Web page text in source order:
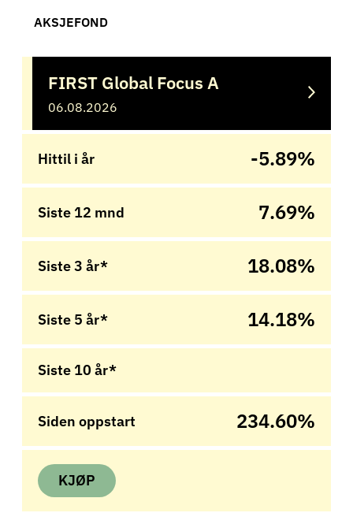
AKSJEFOND
FIRST Global Focus A
06.08.2026
Hittil i år -5.89%
Siste 12 mnd 7.69%
Siste 3 år* 18.08%
Siste 5 år* 14.18%
Siste 10 år*
Siden oppstart 234.60%
KJØP